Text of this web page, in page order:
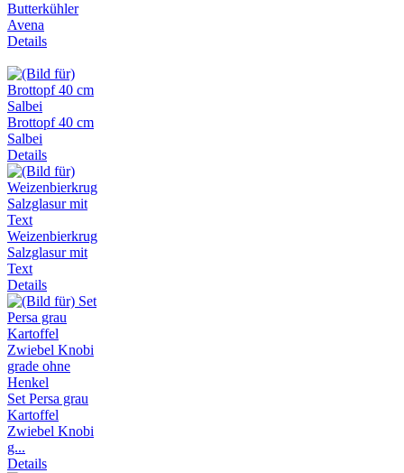
Butterkühler
Avena
Details
Brottopf 40 cm
Salbei
Details
Weizenbierkrug
Salzglasur mit
Text
Details
Set Persa grau
Kartoffel
Zwiebel Knobi
g...
Details